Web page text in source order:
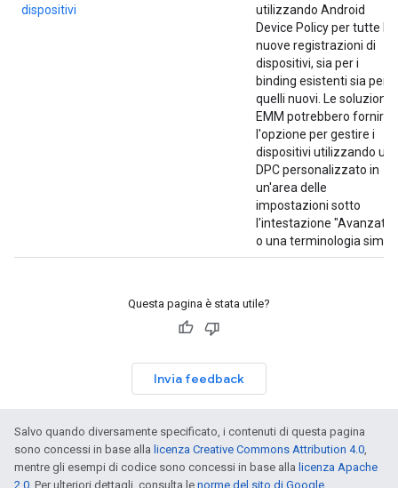
dispositivi
utilizzando Android
Device Policy per tutte le
nuove registrazioni di
dispositivi, sia per i
binding esistenti sia per
quelli nuovi. Le soluzioni
EMM potrebbero fornire
l'opzione per gestire i
dispositivi utilizzando un
DPC personalizzato in
un'area delle
impostazioni sotto
l'intestazione "Avanzate"
o una terminologia simile.
Questa pagina è stata utile?
Invia feedback
Salvo quando diversamente specificato, i contenuti di questa pagina
sono concessi in base alla licenza Creative Commons Attribution 4.0,
mentre gli esempi di codice sono concessi in base alla licenza Apache
2.0 . Per ulteriori dettagli, consulta le norme del sito di Google